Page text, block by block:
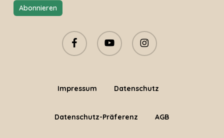
facebook youtube instagram
Impressum Datenschutz
Datenschutz-Präferenz AGB